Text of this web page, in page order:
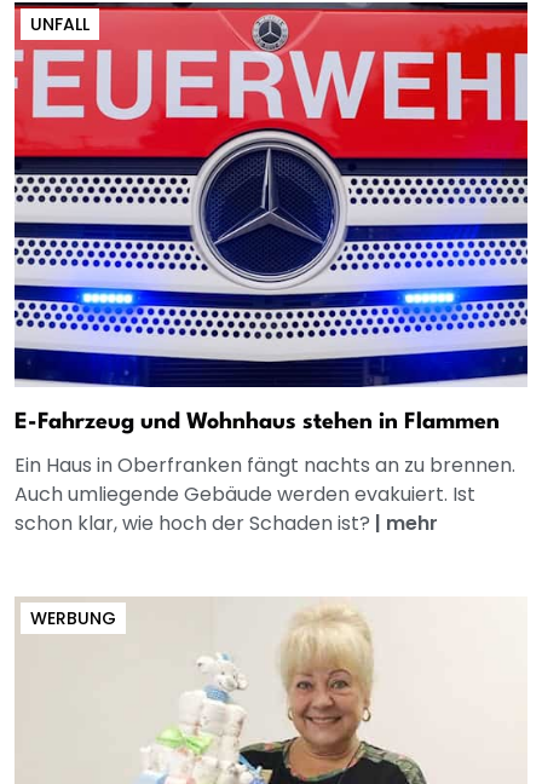
UNFALL
E-Fahrzeug und Wohnhaus stehen in Flammen
Ein Haus in Oberfranken fängt nachts an zu brennen.
Auch umliegende Gebäude werden evakuiert. Ist
schon klar, wie hoch der Schaden ist? | mehr
WERBUNG